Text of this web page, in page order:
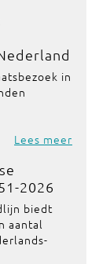
in
Lees meer
2026
biedt
aantal